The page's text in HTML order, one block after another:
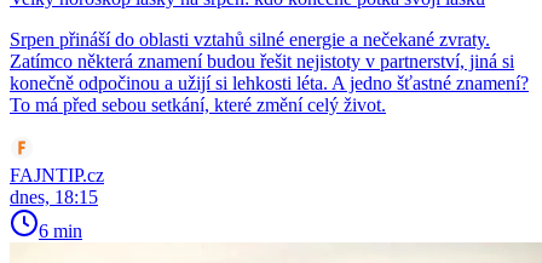
Srpen přináší do oblasti vztahů silné energie a nečekané zvraty.
Zatímco některá znamení budou řešit nejistoty v partnerství, jiná si
konečně odpočinou a užijí si lehkosti léta. A jedno šťastné znamení?
To má před sebou setkání, které změní celý život.
FAJNTIP.cz
dnes, 18:15
6 min